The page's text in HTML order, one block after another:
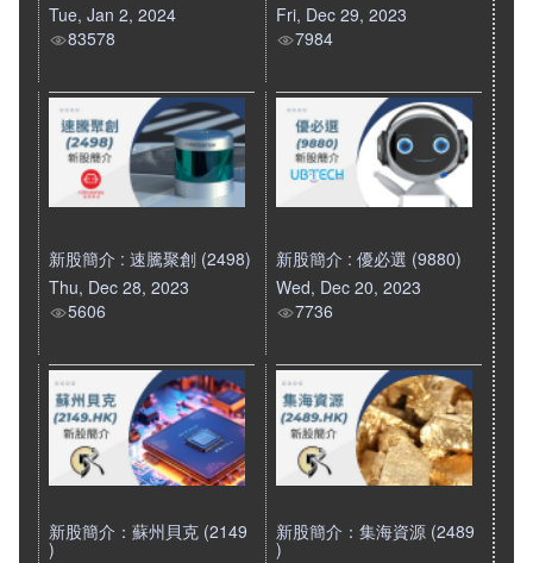
Tue, Jan 2, 2024
83578
Fri, Dec 29, 2023
7984
新股簡介 : 速騰聚創 (2498)
Thu, Dec 28, 2023
5606
新股簡介 : 優必選 (9880)
Wed, Dec 20, 2023
7736
新股簡介：蘇州貝克 (2149
)
新股簡介：集海資源 (2489
)